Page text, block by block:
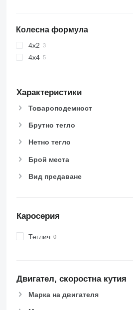
Колесна формула
4x2
4x4
Характеристики
Товароподемност
Брутно тегло
Нетно тегло
Брой места
Вид предаване
Каросерия
Теглич
Двигател, скоростна кутия
Марка на двигателя